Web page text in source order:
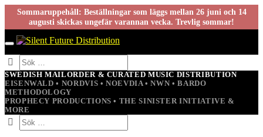
Sommaruppehåll: Beställningar som läggs mellan 26 juni och 14
augusti skickas ungefär varannan vecka. Trevlig sommar!
SWEDISH MAILORDER & CURATED MUSIC DISTRIBUTION
EISENWALD • NORDVIS • NOEVDIA • NWN • BARDO
METHODOLOGY
PROPHECY PRODUCTIONS • THE SINISTER INITIATIVE &
MORE